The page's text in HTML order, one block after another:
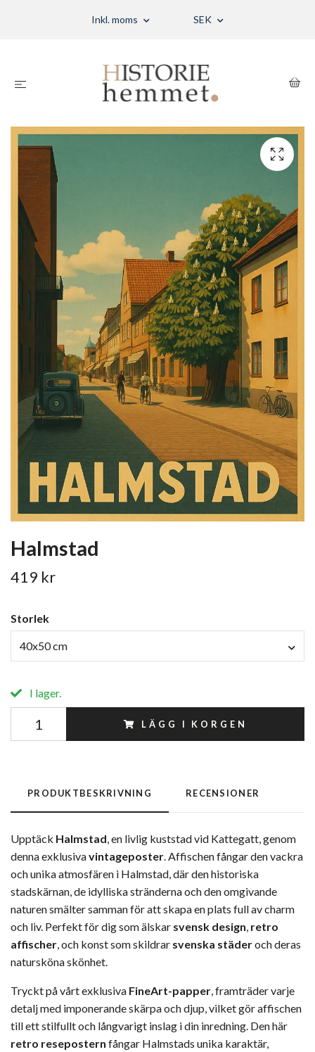
Inkl. moms SEK
Halmstad
419 kr
Storlek
40x50 cm
I lager.
LÄGG I KORGEN
PRODUKTBESKRIVNING RECENSIONER
Upptäck Halmstad , en livlig kuststad vid Kattegatt, genom
denna exklusivavintageposter . Affischen fångar den vackra
och unika atmosfären i Halmstad, där den historiska
stadskärnan, de idylliska stränderna och den omgivande
naturen smälter samman för att skapa en plats full av charm
och liv. Perfekt för dig som älskar svensk design retro
affischer , och konst som skildrar svenska städeroch deras
natursköna skönhet.
Tryckt på vårt exklusiva FineArt-papper , framträder varje
detalj med imponerande skärpa och djup, vilket gör affischen
till ett stilfullt och långvarigt inslag i din inredning. Den här
retro resepostern fångar Halmstads unika karaktär,